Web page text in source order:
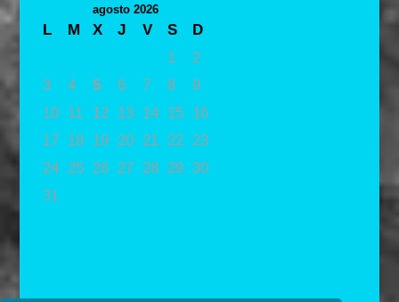
agosto 2026
L M X J V S
D
1
2
3
4 5 6 7 8
9
10
11 12 13 14 15
16
17
18 19 20 21 22
23
24
25 26 27 28 29 30
31